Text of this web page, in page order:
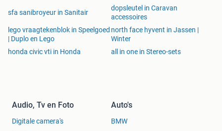
sfa sanibroyeur in Sanitair
dopsleutel in Caravan
accessoires
lego vraagtekenblok in Speelgoed
| Duplo en Lego
north face hyvent in Jassen |
Winter
honda civic vti in Honda
all in one in Stereo-sets
Audio, Tv en Foto
Digitale camera's
Auto's
BMW